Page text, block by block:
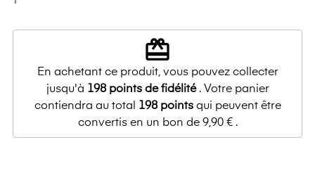
redeem
En achetant ce produit, vous pouvez collecter
jusqu'à 198points de fidélité. Votre panier
contiendra au total 198pointsqui peuvent être
convertis en un bon de 9,90 €.